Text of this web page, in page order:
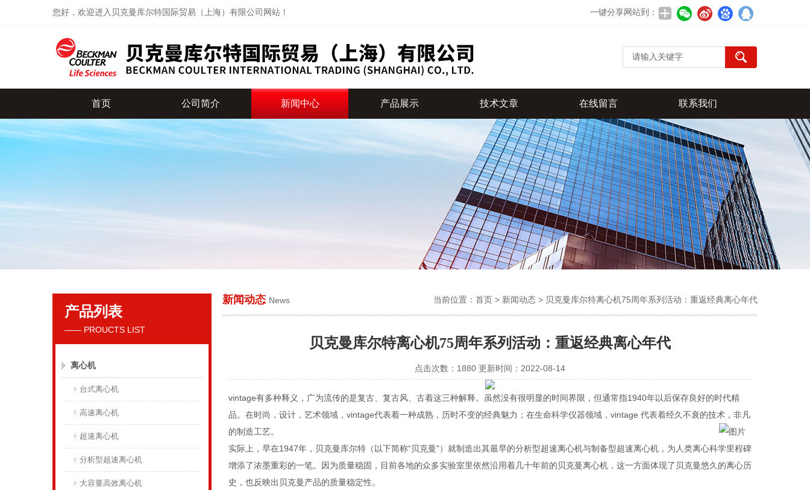
您好，欢迎进入贝克曼库尔特国际贸易（上海）有限公司网站！ 一键分享网站到：
贝克曼库尔特国际贸易（上海）有限公司
首页 公司简介 新闻中心 产品展示 技术文章 在线留言 联系我们
产品列表
—— PROUCTS LIST
离心机
台式离心机
高速离心机
超速离心机
分析型超速离心机
大容量高效离心机
新闻动态 News 当前位置： 首页 > 新闻动态 > 贝克曼库尔特离心机75周年系列活动：重返经典离心年代
贝克曼库尔特离心机75周年系列活动：重返经典离心年代
点击次数：1880 更新时间：2022-08-14
vintage有多种释义，广为流传的是复古、复古风、古着这三种解释。虽然没有很明显的时间界限，但通常指1940年以后保存良好的时代精
品。在时尚，设计，艺术领域， vintage代表着一种成熟，历时不变的经典魅力；在生命科学仪器领域， vintage 代表着经久不衰的技术 ， 非凡
的制造工艺。
实际上，早在1947年，贝克曼库尔特（以下简称“贝克曼"）就制造出其最早的分析型超速离心机与制备型超速离心机，为人类离心科学里程碑
增添了浓墨重彩的一笔。因为质量稳固，目前各地的众多实验室里依然沿用着几十年前的贝克曼离心机，这一方面体现了贝克曼悠久的离心历
史，也反映出贝克曼产品的质量稳定性。